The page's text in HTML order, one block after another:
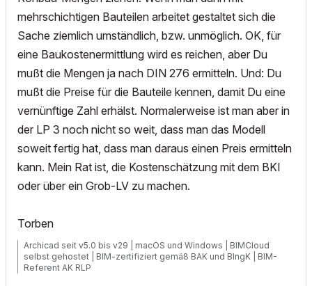
mehrschichtigen Bauteilen arbeitet gestaltet sich die
Sache ziemlich umständlich, bzw. unmöglich. OK, für
eine Baukostenermittlung wird es reichen, aber Du
mußt die Mengen ja nach DIN 276 ermitteln. Und: Du
mußt die Preise für die Bauteile kennen, damit Du eine
vernünftige Zahl erhälst. Normalerweise ist man aber in
der LP 3 noch nicht so weit, dass man das Modell
soweit fertig hat, dass man daraus einen Preis ermitteln
kann. Mein Rat ist, die Kostenschätzung mit dem BKI
oder über ein Grob-LV zu machen.
Torben
Archicad seit v5.0 bis v29 | macOS und Windows | BIMCloud
selbst gehostet | BIM-zertifiziert gemäß BAK und BIngK | BIM-
Referent AK RLP